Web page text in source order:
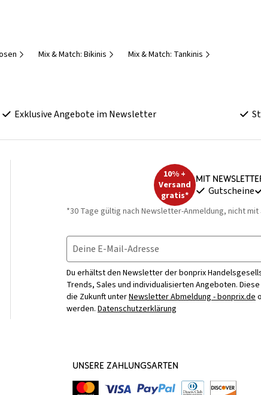
Mix & Match: Bikinis Mix & Match: Tankinis
Exklusive Angebote im Newsletter
10% +
Versand
gratis*
Mit
Gutscheine
*30 Tage gültig nach Newsletter-Anmeldung, nicht
Deine E-Mail-Adresse
Du erhältst den Newsletter der bonprix
Trends, Sales und individualisierten Angeboten.
die Zukunft unterNewsletter Abmeldung - bonprix.de
werden. Datenschutzerklärung
UNSERE ZAHLUNGSARTEN